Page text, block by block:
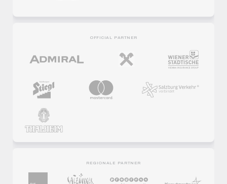
OFFICIAL PARTNER
REGIONALE PARTNER